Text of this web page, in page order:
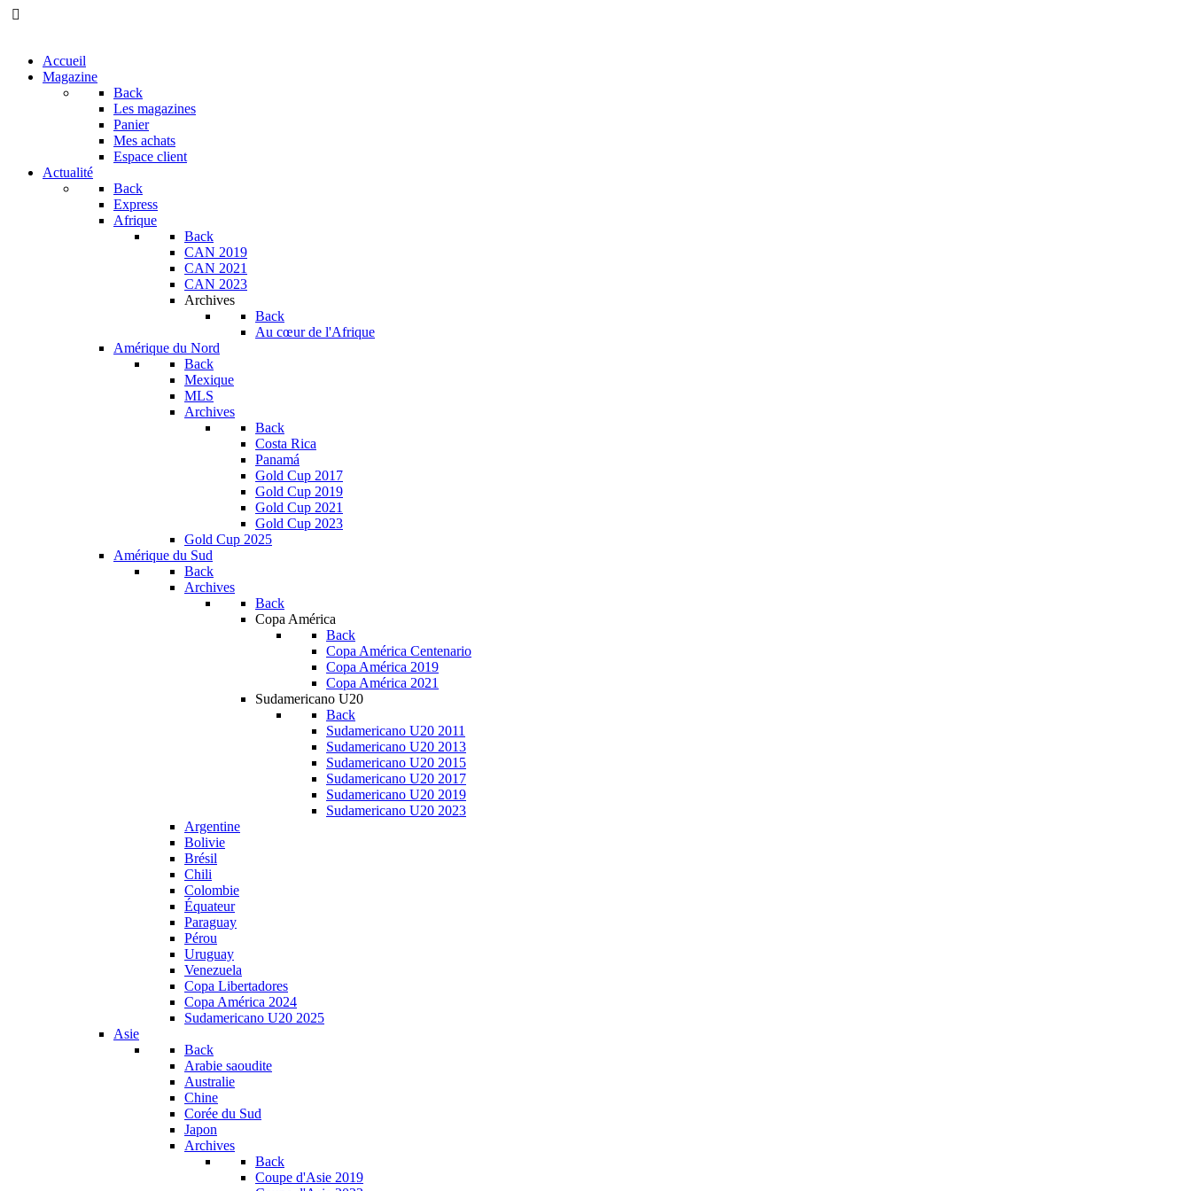
Accueil
Magazine
Back
Les magazines
Panier
Mes achats
Espace client
Actualité
Back
Express
Afrique
Back
CAN 2019
CAN 2021
CAN 2023
Archives
Back
Au cœur de l'Afrique
Amérique du Nord
Back
Mexique
MLS
Archives
Back
Costa Rica
Panamá
Gold Cup 2017
Gold Cup 2019
Gold Cup 2021
Gold Cup 2023
Gold Cup 2025
Amérique du Sud
Back
Archives
Back
Copa América
Back
Copa América Centenario
Copa América 2019
Copa América 2021
Sudamericano U20
Back
Sudamericano U20 2011
Sudamericano U20 2013
Sudamericano U20 2015
Sudamericano U20 2017
Sudamericano U20 2019
Sudamericano U20 2023
Argentine
Bolivie
Brésil
Chili
Colombie
Équateur
Paraguay
Pérou
Uruguay
Venezuela
Copa Libertadores
Copa América 2024
Sudamericano U20 2025
Asie
Back
Arabie saoudite
Australie
Chine
Corée du Sud
Japon
Archives
Back
Coupe d'Asie 2019